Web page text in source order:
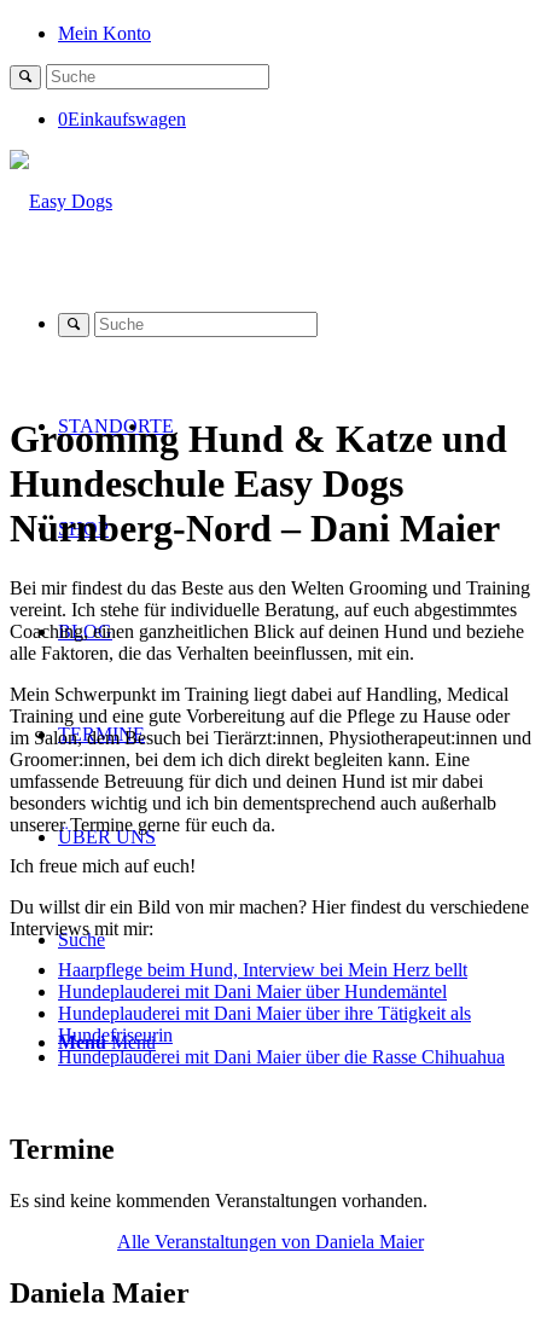
Mein Konto
0Einkaufswagen
STANDORTE
SHOP
BLOG
TERMINE
ÜBER UNS
Suche
Menü Menü
Grooming Hund & Katze und
Hundeschule Easy Dogs
Nürnberg-Nord – Dani Maier
Bei mir findest du das Beste aus den Welten Grooming und Training
vereint. Ich stehe für individuelle Beratung, auf euch abgestimmtes
Coaching, einen ganzheitlichen Blick auf deinen Hund und beziehe
alle Faktoren, die das Verhalten beeinflussen, mit ein.
Mein Schwerpunkt im Training liegt dabei auf Handling, Medical
Training und eine gute Vorbereitung auf die Pflege zu Hause oder
im Salon, dem Besuch bei Tierärzt:innen, Physiotherapeut:innen und
Groomer:innen, bei dem ich dich direkt begleiten kann. Eine
umfassende Betreuung für dich und deinen Hund ist mir dabei
besonders wichtig und ich bin dementsprechend auch außerhalb
unserer Termine gerne für euch da.
Ich freue mich auf euch!
Du willst dir ein Bild von mir machen? Hier findest du verschiedene
Interviews mit mir:
Haarpflege beim Hund, Interview bei Mein Herz bellt
Hundeplauderei mit Dani Maier über Hundemäntel
Hundeplauderei mit Dani Maier über ihre Tätigkeit als
Hundefriseurin
Hundeplauderei mit Dani Maier über die Rasse Chihuahua
Termine
Es sind keine kommenden Veranstaltungen vorhanden.
Alle Veranstaltungen von Daniela Maier
Daniela Maier